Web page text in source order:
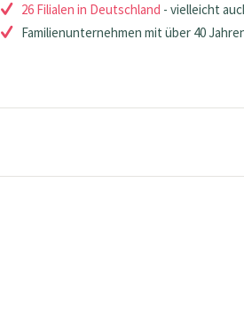
26 Filialen in Deutschland - vielleicht
Familienunternehmen mit über 40